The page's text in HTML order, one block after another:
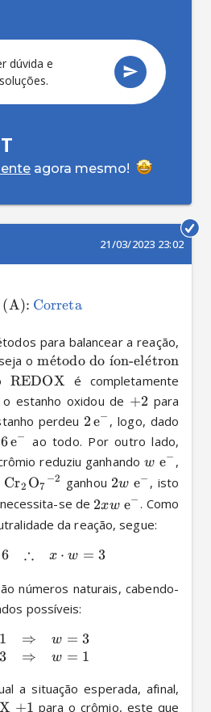
agora mesmo!
21/03/2023 23:02
(A): Correta
para balancear a reação,
o me
ˊtodo do ı
ˊon-ele
ˊtron
REDOX é completamente
estanho oxidou de +2 para
perdeu 2 e X
− , logo, dado
6eX
−
ao todo. Por outro lado,
reduziu ganhando w eX
− ,
CrX
2 OX
7 X
−2 ganhou 2w e X
− , isto
se de 2xw e X
− . Como
da reação, segue:
6 ∴ x ⋅ w = 3
números naturais, cabendo-
possíveis:
1
3
⇒
⇒
w = 3
w = 1
a situação esperada, afinal,
+1 para o crômio, este que